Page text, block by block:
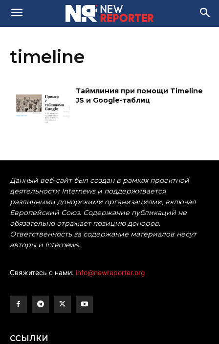
timeline
Таймлиния при помощи ​Timeline
JS и Google-таблиц
Данный веб-сайт был создан в рамках проектной
деятельности Internews и поддерживается
различными донорскими организациями, включая
Европейский Союз. Содержание публикаций не
обязательно отражает позицию доноров.
Ответственность за содержание материалов несут
авторы и Internews.
Свяжитесь с нами: info@newreporter.org
ССЫЛКИ